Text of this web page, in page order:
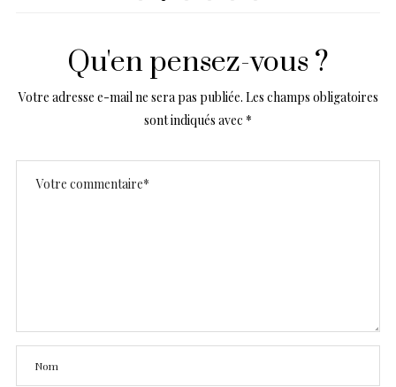
Qu'en pensez-vous ?
Votre adresse e-mail ne sera pas publiée. Les champs obligatoires
sont indiqués avec *